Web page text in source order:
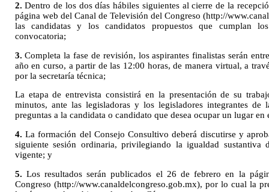
2. Dentro de los dos días hábiles siguientes al cierre de la
página web del Canal de Televisión del Congreso (http://
las candidatas y los candidatos propuestos que cumplan
convocatoria;
3. Completa la fase de revisión, los aspirantes finalistas serán
año en curso, a partir de las 12:00 horas, de manera virtual, a
por la secretaría técnica;
La etapa de entrevista consistirá en la presentación de su
minutos, ante las legisladoras y los legisladores integrantes de
preguntas a la candidata o candidato que desea ocupar un lugar
4. La formación del Consejo Consultivo deberá discutirse y
siguiente sesión ordinaria, privilegiando la igualdad sustantiva
vigente; y
5. Los resultados serán publicados el 26 de febrero en la
Congreso (http://www.canaldelcongreso.gob.mx), por lo cual la